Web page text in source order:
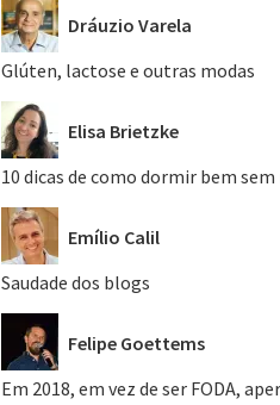
Dráuzio Varela
Glúten, lactose e outras modas
Elisa Brietzke
10 dicas de como dormir bem
Emílio Calil
Saudade dos blogs
Felipe Goettems
Em 2018, em vez de ser FODA,